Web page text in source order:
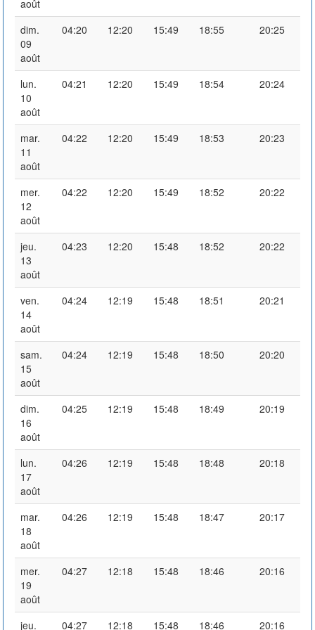
août
dim.
09
août
04:20 12:20 15:49 18:55 20:25
lun.
10
août
04:21 12:20 15:49 18:54 20:24
mar.
11
août
04:22 12:20 15:49 18:53 20:23
mer.
12
août
04:22 12:20 15:49 18:52 20:22
jeu.
13
août
04:23 12:20 15:48 18:52 20:22
ven.
14
août
04:24 12:19 15:48 18:51 20:21
sam.
15
août
04:24 12:19 15:48 18:50 20:20
dim.
16
août
04:25 12:19 15:48 18:49 20:19
lun.
17
août
04:26 12:19 15:48 18:48 20:18
mar.
18
août
04:26 12:19 15:48 18:47 20:17
mer.
19
août
04:27 12:18 15:48 18:46 20:16
jeu. 04:27 12:18 15:48 18:46 20:16